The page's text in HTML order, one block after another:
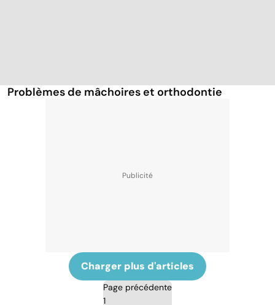
Problèmes de mâchoires et orthodontie
Charger plus d'articles
Page précédente
1